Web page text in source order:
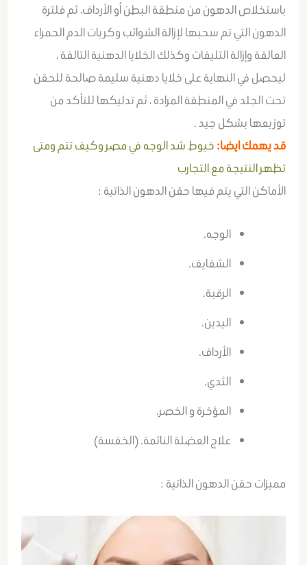
باستخلاص الدهون من منطقة البطن أو الأرداف، ثم فلترة
الدهون التي تم سحبها لإزالة الشوائب وكريات الدم الحمراء
العالقة وإزالة التليفات وكذلك الخلايا الدهنية التالفة ،
ليحصل في النهاية على خلايا دهنية سليمة صالحة للحقن
تحت الجلد في المنطقة المرادة ، ثم تدليكها للتأكد من
توزيعها بشكل جيد .
قد يهمك ايضا: خيوط شد الوجه في مصر وكيف تتم ومتى
تظهر النتيجة مع التجارب
الأماكن التي يتم فيها حقن الدهون الذاتية :
الوجه.
الشفايف.
الرقبة.
اليدين.
الأرداف.
الثدي.
المؤخرة و الخصر.
علاج العضلة النائمة. (الخفسة)
مميزات حقن الدهون الذاتية :